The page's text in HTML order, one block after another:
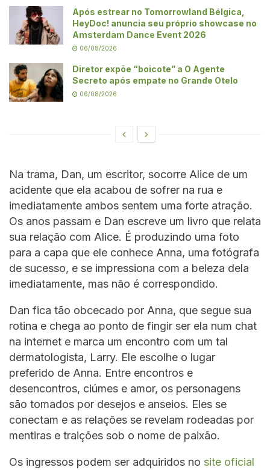
Após estrear no Tomorrowland Bélgica,
HeyDoc! anuncia seu próprio showcase no
Amsterdam Dance Event 2026
06/08/2026
Diretor expõe “boicote” a O Agente
Secreto após empate no Grande Otelo
06/08/2026
Na trama, Dan, um escritor, socorre Alice de um
acidente que ela acabou de sofrer na rua e
imediatamente ambos sentem uma forte atração.
Os anos passam e Dan escreve um livro que relata
sua relação com Alice. É produzindo uma foto
para a capa que ele conhece Anna, uma fotógrafa
de sucesso, e se impressiona com a beleza dela
imediatamente, mas não é correspondido.
Dan fica tão obcecado por Anna, que segue sua
rotina e chega ao ponto de fingir ser ela num chat
na internet e marca um encontro com um tal
dermatologista, Larry. Ele escolhe o lugar
preferido de Anna. Entre encontros e
desencontros, ciúmes e amor, os personagens
são tomados por desejos e anseios. Eles se
conectam e as relações se revelam rodeadas por
mentiras e traições sob o nome de paixão.
Os ingressos podem ser adquiridos no site oficial